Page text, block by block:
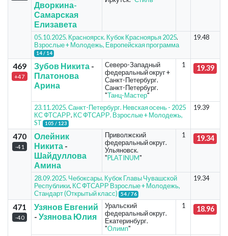
Дворкина-
Самарская
Елизавета
05.10.2025. Красноярск. Кубок Красноярья 2025.
Взрослые + Молодежь, Европейская программа
14 / 14
19.48
469
+47
Зубов Никита-
Платонова
Арина
Северо-Западный
федеральный округ +
Санкт-Петербург.
Санкт-Петербург.
"Танц-Мастер"
1 19.39
23.11.2025. Санкт-Петербург. Невская осень - 2025
КС ФТСАРР. КС ФТСАРР. Взрослые + Молодежь,
ST
105 / 123
19.39
470
-41
Олейник
Никита-
Шайдуллова
Амина
Приволжский
федеральный округ.
Ульяновск.
"PLATINUM"
1 19.34
28.09.2025. Чебоксары. Кубок Главы Чувашской
Республики. КС ФТСАРР Взрослые + Молодежь,
Стандарт (Открытый класс)
54 / 76
19.34
471
-40
Узянов Евгений
- Узянова Юлия
Уральский
федеральный округ.
Екатеринбург.
"Олимп"
1 18.96